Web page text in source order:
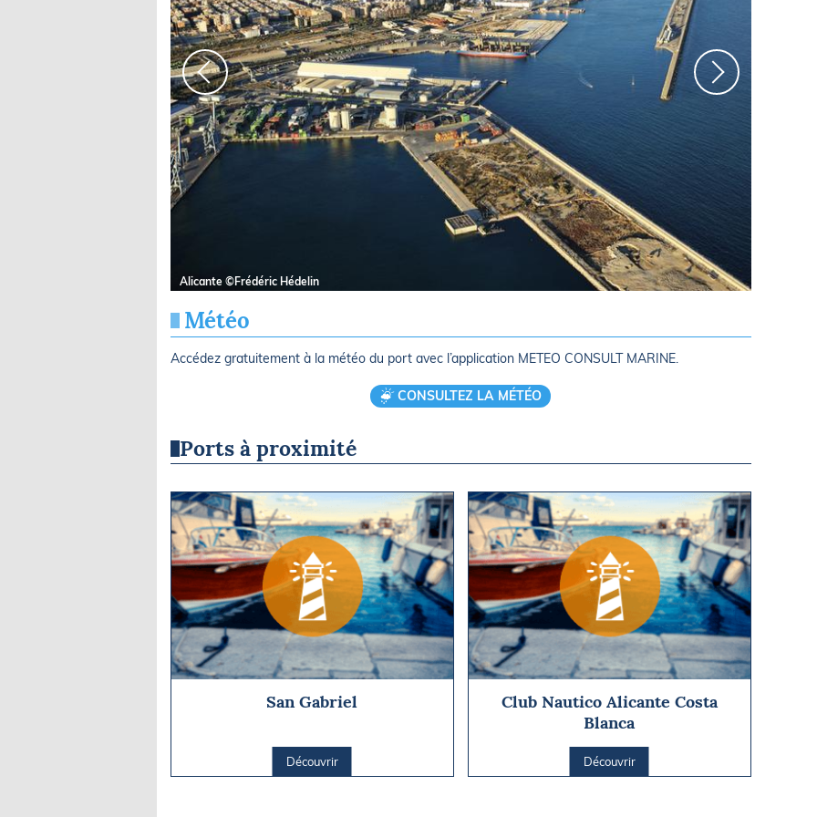
Alicante ©Frédéric Hédelin
Météo
Accédez gratuitement à la météo du port avec l’application METEO CONSULT MARINE.
CONSULTEZ LA MÉTÉO
Ports à proximité
San Gabriel
Découvrir
Club Nautico Alicante Costa
Blanca
Découvrir